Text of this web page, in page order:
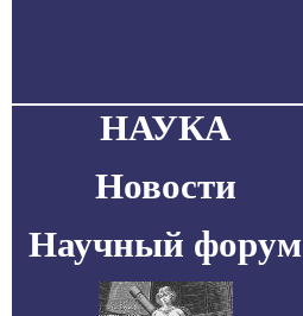
НАУКА
Новости
Научный форум